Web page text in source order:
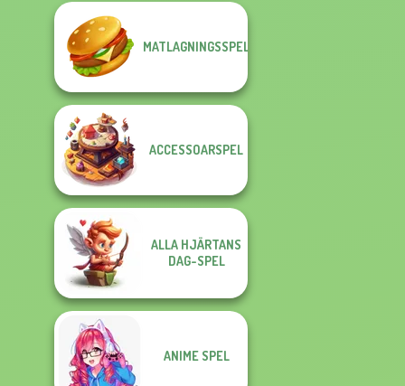
MATLAGNINGSSPEL
ACCESSOARSPEL
ALLA HJÄRTANS
DAG-SPEL
ANIME SPEL